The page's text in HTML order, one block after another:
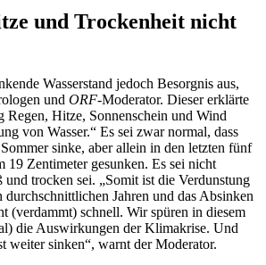
und Trockenheit nicht
Wasserstand jedoch Besorgnis aus,
und ORF-Moderator. Dieser erklärte
Regen, Hitze, Sonnenschein und Wind
von Wasser.“ Es sei zwar normal, dass
sinke, aber allein in den letzten fünf
19 Zentimeter gesunken. Es sei nicht
und trocken sei. „Somit ist die Verdunstung
durchschnittlichen Jahren und das Absinken
(verdammt) schnell. Wir spüren in diesem
die Auswirkungen der Klimakrise. Und
weiter sinken“, warnt der Moderator.